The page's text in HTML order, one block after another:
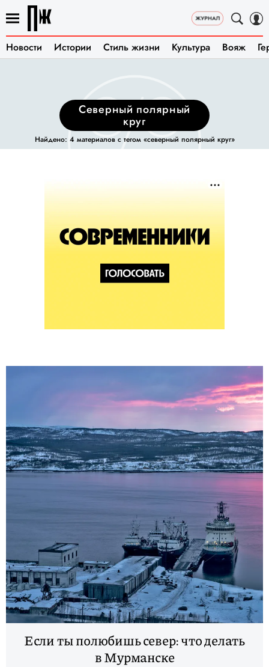
Новости Истории Стиль жизни Культура Вояж
северный полярный
круг
Найдено: 4 материалов с тегом «северный полярный круг»
Если ты полюбишь север: что делать
в Мурманске